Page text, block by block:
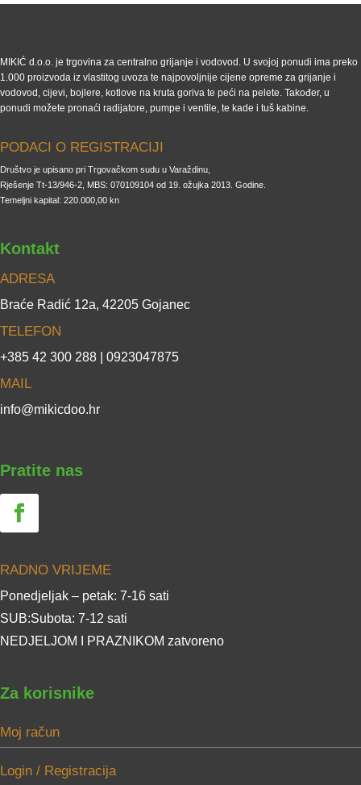
MIKIĆ d.o.o. je trgovina za centralno grijanje i vodovod. U svojoj ponudi ima preko
1.000 proizvoda iz vlastitog uvoza te najpovoljnije cijene opreme za grijanje i
vodovod, cijevi, bojlere, kotlove na kruta goriva te peći na pelete. Također, u
ponudi možete pronaći radijatore, pumpe i ventile, te kade i tuš kabine.
PODACI O REGISTRACIJI
Društvo je upisano pri Trgovačkom sudu u Varaždinu,
Rješenje Tt-13/946-2, MBS: 070109104 od 19. ožujka 2013. Godine.
Temeljni kapital: 220.000,00 kn
Kontakt
ADRESA
Braće Radić 12a, 42205 Gojanec
TELEFON
+385 42 300 288 | 0923047875
MAIL
info@mikicdoo.hr
Pratite nas
RADNO VRIJEME
Ponedjeljak – petak: 7-16 sati
SUB:Subota: 7-12 sati
NEDJELJOM I PRAZNIKOM zatvoreno
Za korisnike
Moj račun
Login / Registracija